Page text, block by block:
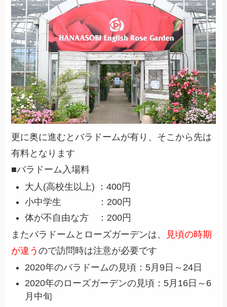
更に奥に進むとバラドームが有り、そこから先は
有料となります
■バラドーム入場料
大人(高校生以上) ：400円
小中学生 ：200円
体が不自由な方 ：200円
またバラドームとローズガーデンは、
見頃の時期
が違うので訪問時は注意が必要です
2020年のバラドームの見頃：5月9日～24日
2020年のローズガーデンの見頃：5月16日～6
月中旬